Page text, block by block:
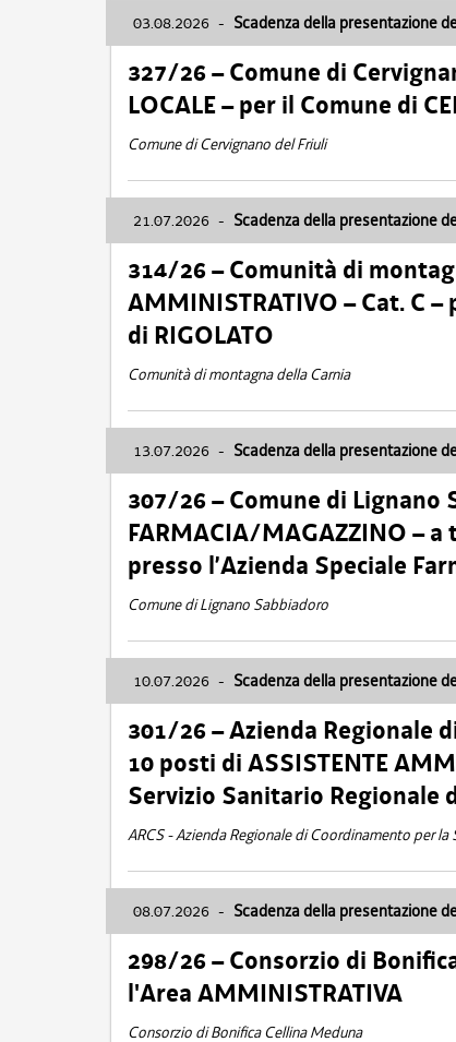
03.08.2026 - Scadenza della presentazione
327/26 – Comune di
LOCALE – per il Comune di
Comune di Cervignano del Friuli
21.07.2026 - Scadenza della presentazione
314/26 – Comunità di
AMMINISTRATIVO – Cat. C
di RIGOLATO
Comunità di montagna della Carnia
13.07.2026 - Scadenza della presentazione
307/26 – Comune di Lignano
FARMACIA/MAGAZZINO –
presso l’Azienda Speciale
Comune di Lignano Sabbiadoro
10.07.2026 - Scadenza della presentazione
301/26 – Azienda Regionale
10 posti di ASSISTENTE
Servizio Sanitario Regionale
ARCS - Azienda Regionale di Coordinamento per la
08.07.2026 - Scadenza della presentazione
298/26 – Consorzio di
l'Area AMMINISTRATIVA
Consorzio di Bonifica Cellina Meduna